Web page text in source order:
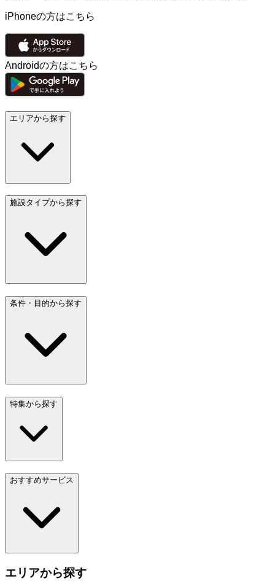
iPhoneの方はこちら
Androidの方はこちら
エリアから探す
施設タイプから探す
条件・目的から探す
特集から探す
おすすめサービス
エリアから探す